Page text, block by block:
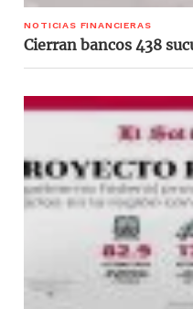
NOTICIAS FINANCIERAS
Cierran bancos 438